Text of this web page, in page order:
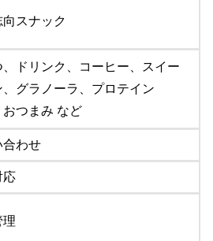
スナック
、ドリンク、コーヒー、スイー
、グラノーラ、プロテイン
おつまみ など
合わせ
応
理